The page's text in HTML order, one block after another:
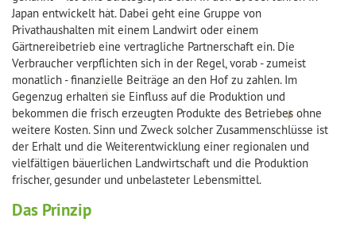
Japan entwickelt hat. Dabei geht eine Gruppe von
Privathaushalten mit einem Landwirt oder einem
Gärtnereibetrieb eine vertragliche Partnerschaft ein. Die
Verbraucher verpflichten sich in der Regel, vorab - zumeist
monatlich - finanzielle Beiträge an den Hof zu zahlen. Im
Gegenzug erhalten sie Einfluss auf die Produktion und
bekommen die frisch erzeugten Produkte des Betriebes ohne
weitere Kosten. Sinn und Zweck solcher Zusammenschlüsse ist
der Erhalt und die Weiterentwicklung einer regionalen und
vielfältigen bäuerlichen Landwirtschaft und die Produktion
frischer, gesunder und unbelasteter Lebensmittel.
Das Prinzip